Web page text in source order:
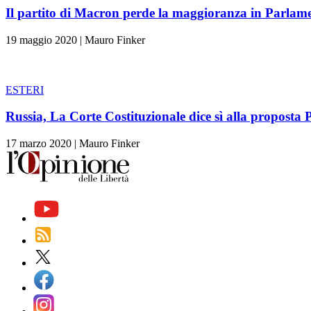
Il partito di Macron perde la maggioranza in
19 maggio 2020 | Mauro Finker
ESTERI
Russia, La Corte Costituzionale dice sì alla proposta
17 marzo 2020 | Mauro Finker